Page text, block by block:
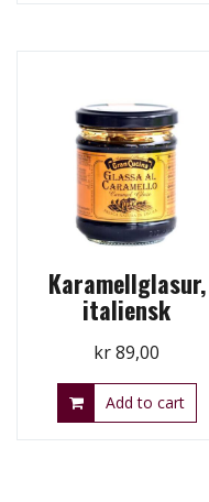
Karamellglasur,
italiensk
kr89,00
Add to cart